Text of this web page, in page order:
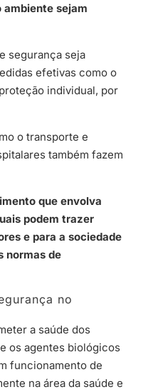
ambiente sejam
segurança seja
efetivas como o
individual, por
o transporte e
também fazem
que envolva
podem trazer
e para a sociedade
normas de
no
a saúde dos
os agentes biológicos
funcionamento de
na área da saúde e